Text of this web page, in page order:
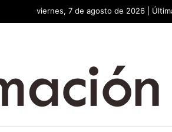
viernes, 7 de agosto de 2026 |